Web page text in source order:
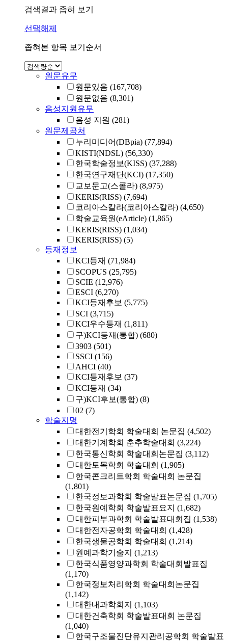
검색결과 좁혀 보기
선택해제
좁혀본 항목 보기순서
원문유무
원문있음 (167,708)
원문없음 (8,301)
음성지원유무
음성 지원 (281)
원문제공처
누리미디어(DBpia) (77,894)
KISTI(NDSL) (56,330)
한국학술정보(KISS) (37,288)
한국연구재단(KCI) (17,350)
교보문고(스콜라) (8,975)
KERIS(RISS) (7,694)
코리아스칼라(코리아스칼라) (4,650)
학술교육원(eArticle) (1,865)
KERIS(RISS) (1,034)
KERIS(RISS) (5)
등재정보
KCI등재 (71,984)
SCOPUS (25,795)
SCIE (12,976)
ESCI (6,270)
KCI등재후보 (5,775)
SCI (3,715)
KCI우수등재 (1,811)
구)KCI등재(통합) (680)
3903 (501)
SSCI (156)
AHCI (40)
KCI등재후보 (37)
KCI등재 (34)
구)KCI후보(통합) (8)
02 (7)
학술지명
대한전기학회 학술대회 논문집 (4,502)
대한기계학회 춘추학술대회 (3,224)
한국통신학회 학술대회논문집 (3,112)
대한토목학회 학술대회 (1,905)
한국콘크리트학회 학술대회 논문집
(1,801)
한국정보과학회 학술발표논문집 (1,705)
한국원예학회 학술발표요지 (1,682)
대한피부과학회 학술발표대회집 (1,538)
대한전자공학회 학술대회 (1,428)
한국생물공학회 학술대회 (1,214)
원예과학기술지 (1,213)
한국식품영양과학회 학술대회발표집
(1,170)
한국정보처리학회 학술대회논문집
(1,142)
대한내과학회지 (1,103)
대한건축학회 학술발표대회 논문집
(1,040)
한국구조물진단유지관리공학회 학술발표